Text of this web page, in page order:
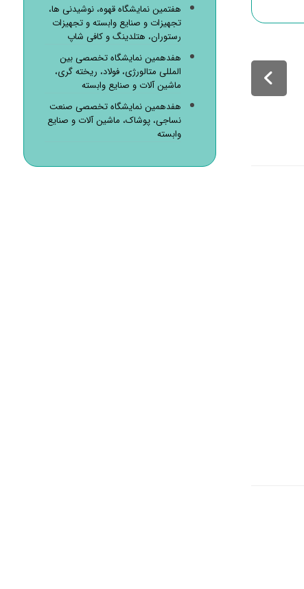
هفتمین نمایشگاه قهوه، نوشیدنی ها،
تجهیزات و صنایع وابسته و تجهیزات
رستوران، هتلدینگ و کافی شاپ
هفدهمین نمایشگاه تخصصی بین
المللی متالورژی، فولاد، ریخته گری،
ماشین آلات و صنایع وابسته
هفدهمین نمایشگاه تخصصی صنعت
نساجی، پوشاک، ماشین آلات و صنایع
وابسته